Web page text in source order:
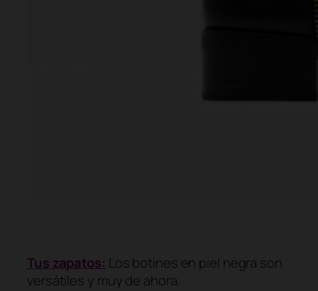
Tus zapatos: Los botines en piel negra son
versátiles y muy de ahora.